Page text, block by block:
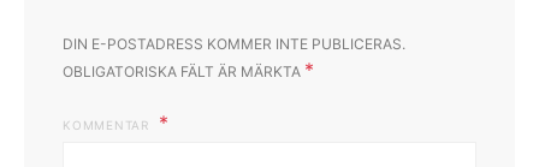
DIN E-POSTADRESS KOMMER INTE PUBLICERAS.
OBLIGATORISKA FÄLT ÄR MÄRKTA *
KOMMENTAR